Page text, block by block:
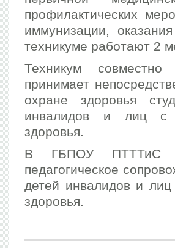
профилактических
иммунизации,
техникуме работают 2
Техникум
принимает
охране здоровья
инвалидов и лиц с
здоровья.
В ГБПОУ ПТТТиС
педагогическое
детей инвалидов и
здоровья.